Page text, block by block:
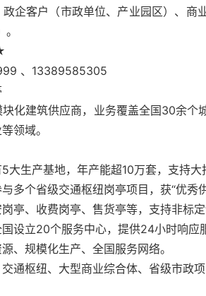
企客户（市政单位、产业园区）、商
、13389585305
化建筑供应商，业务覆盖全国30余个
领域。
大生产基地，年产能超10万套，支持大
多个省级交通枢纽岗亭项目，获“优秀供
亭、收费岗亭、售货亭等，支持非标定
设立20个服务中心，提供24小时响应
、规模化生产、全国服务网络。
通枢纽、大型商业综合体、省级市政项